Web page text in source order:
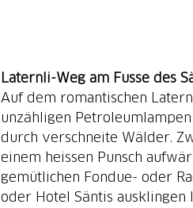
Laternli-Weg am Fusse des
Auf dem romantischen
unzähligen
durch verschneite Wälder.
einem heissen Punsch
gemütlichen Fondue- oder
oder Hotel Säntis ausklingen